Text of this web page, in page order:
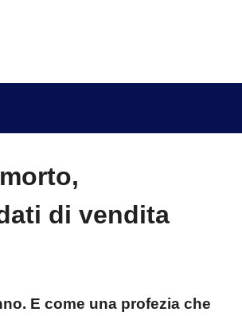
di vendita
E come una profezia che